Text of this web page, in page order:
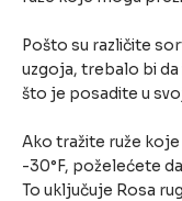
Pošto su različite
uzgoja, trebalo bi
što je posadite u
Ako tražite ruže
-30°F, poželećete
To uključuje Rosa